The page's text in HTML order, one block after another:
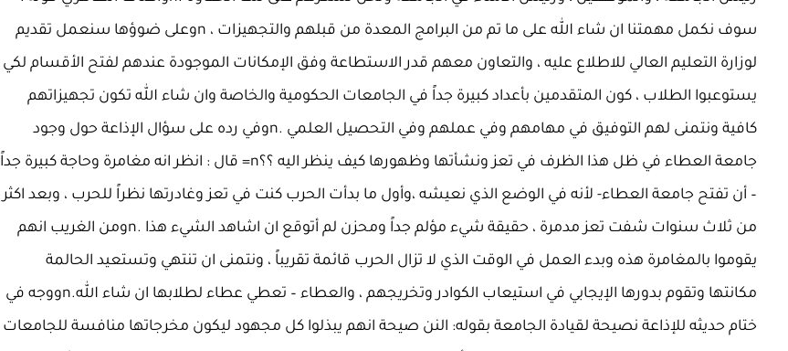
سوف نكمل مهمتنا ان شاء الله على ما تم من البرامج المعدة من قبلهم والتجهيزات ، nوعلى ضوؤها سنعمل تقديم
لوزارة التعليم العالي للاطلاع عليه ، والتعاون معهم قدر الاستطاعة وفق الإمكانات الموجودة عندهم لفتح الأقسام لكي
يستوعبوا الطلاب ، كون المتقدمين بأعداد كبيرة جداً في الجامعات الحكومية والخاصة وان شاء الله تكون تجهيزاتهم
كافية ونتمنى لهم التوفيق في مهامهم وفي عملهم وفي التحصيل العلمي .nوفي رده على سؤال الإذاعة حول وجود
جامعة العطاء في ظل هذا الظرف في تعز ونشأتها وظهورها كيف ينظر اليه ؟؟n= قال : انظر انه مغامرة وحاجة كبيرة جداً
– أن تفتح جامعة العطاء- لأنه في الوضع الذي نعيشه ،وأول ما بدأت الحرب كنت في تعز وغادرتها نظراً للحرب ، وبعد اكثر
من ثلاث سنوات شفت تعز مدمرة ، حقيقة شيء مؤلم جداً ومحزن لم أتوقع ان اشاهد الشيء هذا .nومن الغريب انهم
يقوموا بالمغامرة هذه وبدء العمل في الوقت الذي لا تزال الحرب قائمة تقريباً ، ونتمنى ان تنتهي وتستعيد الحالمة
مكانتها وتقوم بدورها الإيجابي في استيعاب الكوادر وتخريجهم ، والعطاء – تعطي عطاء لطلابها ان شاء الله.nووجه في
ختام حديثه للإذاعة نصيحة لقيادة الجامعة بقوله: النن صيحة انهم يبذلوا كل مجهود ليكون مخرجاتها منافسة للجامعات